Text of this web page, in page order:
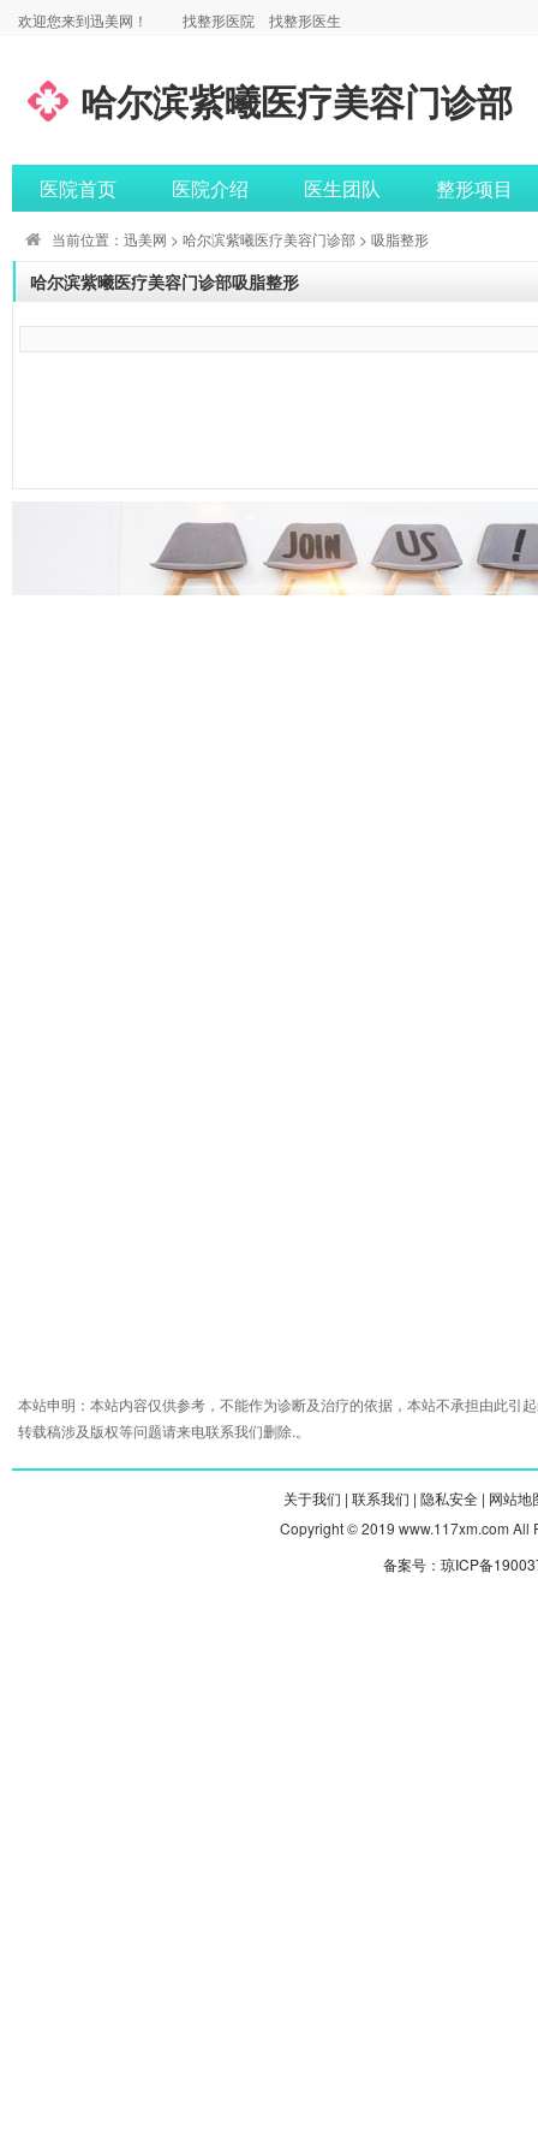
欢迎您来到迅美网！ 找整形医院 找整形医生
哈尔滨紫曦医疗美容门诊部
医院首页 医院介绍 医生团队 整形项目
当前位置： 迅美网 > 哈尔滨紫曦医疗美容门诊部 > 吸脂整形
哈尔滨紫曦医疗美容门诊部吸脂整形
本站申明：本站内容仅供参考，不能作为诊断及治疗的依据，本站不承担由此引
转载稿涉及版权等问题请来电联系我们删除.。
关于我们 | 联系我们 | 隐私安全 | 网站地
Copyright © 2019 www.117xm.com All
备案号：琼ICP备